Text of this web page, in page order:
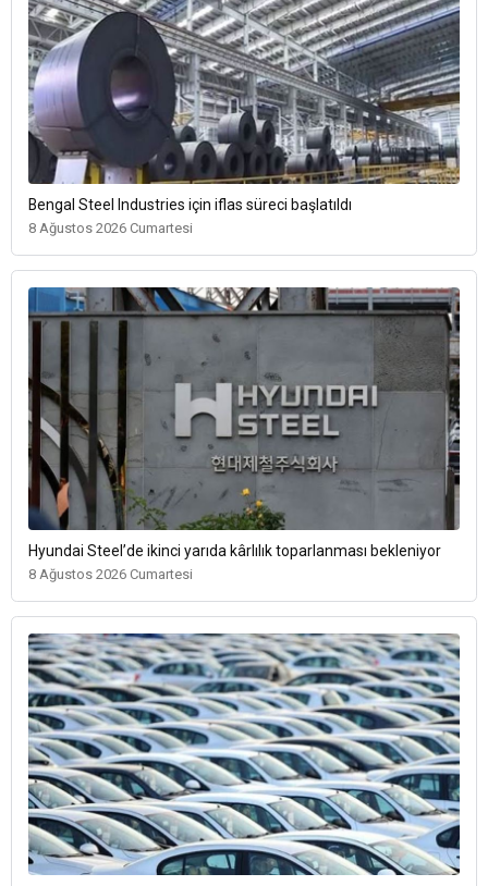
Bengal Steel Industries için iflas süreci başlatıldı
8 Ağustos 2026 Cumartesi
Hyundai Steel’de ikinci yarıda kârlılık toparlanması bekleniyor
8 Ağustos 2026 Cumartesi